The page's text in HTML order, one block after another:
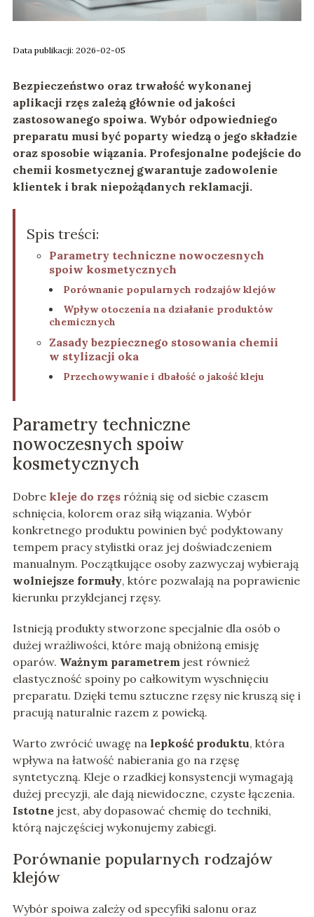
Data publikacji: 2026-02-05
Bezpieczeństwo oraz trwałość wykonanej
aplikacji rzęs zależą głównie od jakości
zastosowanego spoiwa. Wybór odpowiedniego
preparatu musi być poparty wiedzą o jego składzie
oraz sposobie wiązania. Profesjonalne podejście do
chemii kosmetycznej gwarantuje zadowolenie
klientek i brak niepożądanych reklamacji.
Spis treści:
Parametry techniczne nowoczesnych
spoiw kosmetycznych
Porównanie popularnych rodzajów klejów
Wpływ otoczenia na działanie produktów
chemicznych
Zasady bezpiecznego stosowania chemii
w stylizacji oka
Przechowywanie i dbałość o jakość kleju
Parametry techniczne
nowoczesnych spoiw
kosmetycznych
Dobre kleje do rzęsróżnią się od siebie czasem
schnięcia, kolorem oraz siłą wiązania. Wybór
konkretnego produktu powinien być podyktowany
tempem pracy stylistki oraz jej doświadczeniem
manualnym. Początkujące osoby zazwyczaj wybierają
wolniejsze formuły, które pozwalają na poprawienie
kierunku przyklejanej rzęsy.
Istnieją produkty stworzone specjalnie dla osób o
dużej wrażliwości, które mają obniżoną emisję
oparów. Ważnym parametremjest również
elastyczność spoiny po całkowitym wyschnięciu
preparatu. Dzięki temu sztuczne rzęsy nie kruszą się i
pracują naturalnie razem z powieką.
Warto zwrócić uwagę na lepkość produktu, która
wpływa na łatwość nabierania go na rzęsę
syntetyczną. Kleje o rzadkiej konsystencji wymagają
dużej precyzji, ale dają niewidoczne, czyste łączenia.
Istotnejest, aby dopasować chemię do techniki,
którą najczęściej wykonujemy zabiegi.
Porównanie popularnych rodzajów
klejów
Wybór spoiwa zależy od specyfiki salonu oraz